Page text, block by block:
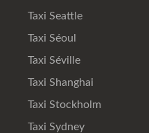
Taxi Seattle
Taxi Séoul
Taxi Séville
Taxi Shanghai
Taxi Stockholm
Taxi Sydney